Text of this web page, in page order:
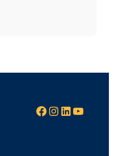
Facebook InstagramLinkedIn YouTube